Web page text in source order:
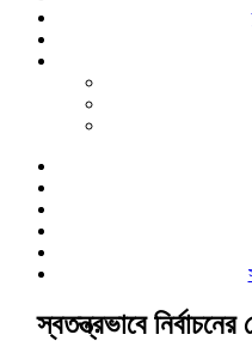
স্বতন্ত্রভাবে